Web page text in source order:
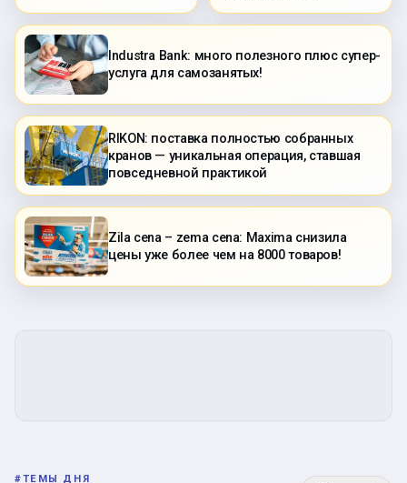
Industra Bank: много полезного плюс супер-
услуга для самозанятых!
RIKON: поставка полностью собранных
кранов — уникальная операция, ставшая
повседневной практикой
Zila cena – zema cena: Maxima снизила
цены уже более чем на 8000 товаров!
#ТЕМЫ ДНЯ